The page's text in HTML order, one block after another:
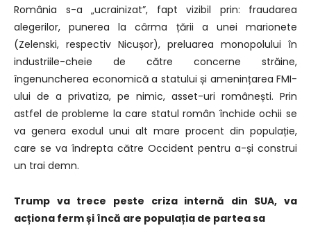
România s-a „ucrainizat”, fapt vizibil prin: fraudarea
alegerilor, punerea la cârma țării a unei marionete
(Zelenski, respectiv Nicușor), preluarea monopolului în
industriile-cheie de către concerne străine,
îngenuncherea economică a statului și amenințarea FMI-
ului de a privatiza, pe nimic, asset-uri românești. Prin
astfel de probleme la care statul român închide ochii se
va genera exodul unui alt mare procent din populație,
care se va îndrepta către Occident pentru a-și construi
un trai demn.
Trump va trece peste criza internă din SUA, va
acționa ferm și încă are populația de partea sa